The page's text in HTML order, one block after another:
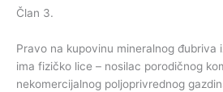
Član 3.
Pravo na kupovinu mineralnog đubriva
ima fizičko lice – nosilac porodičnog
nekomercijalnog poljoprivrednog